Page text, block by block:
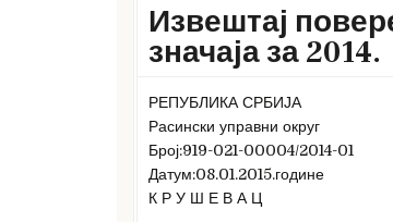
Извештај
значаја за 2014.
РЕПУБЛИКА СРБИЈА
Расински управни округ
Број:919-021-00004/2014-01
Датум:08.01.2015.године
К Р У Ш Е В А Ц